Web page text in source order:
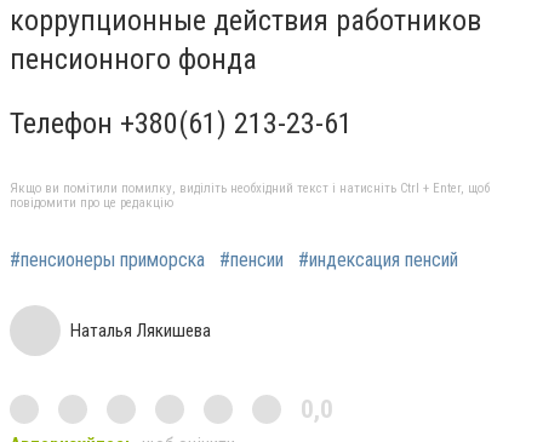
коррупционные действия работников
пенсионного фонда
Телефон +380(61) 213-23-61
Якщо ви помітили помилку, виділіть необхідний текст і натисніть Ctrl + Enter, щоб
повідомити про це редакцію
#пенсионеры приморска #пенсии #индексация пенсий
Наталья Лякишева
0,0